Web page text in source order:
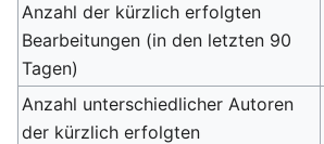
Anzahl der kürzlich erfolgten
Bearbeitungen (in den letzten 90
Tagen)
Anzahl unterschiedlicher Autoren
der kürzlich erfolgten